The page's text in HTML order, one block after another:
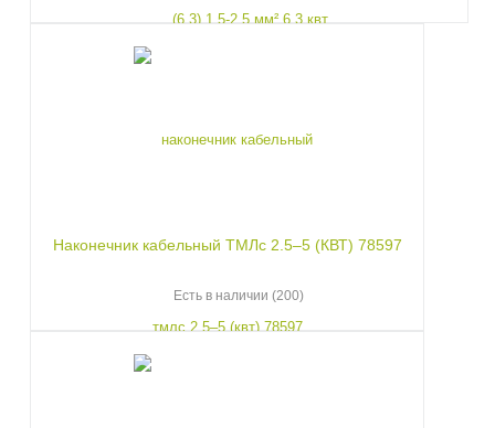
Наконечник кабельный ТМЛс 2.5–5 (КВТ) 78597
Есть в наличии (200)